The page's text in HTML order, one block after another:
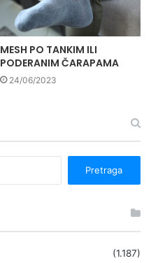
MESH PO TANKIM ILI
PODERANIM ČARAPAMA
24/06/2023
(1.187)